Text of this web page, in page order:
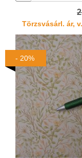
Törzsvásárl. ár,
- 20%